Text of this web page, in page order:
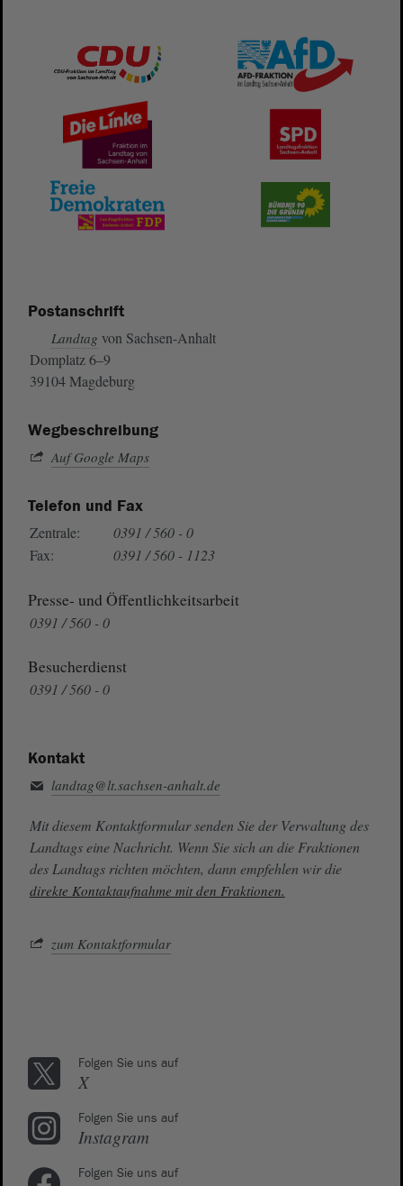
Postanschrift
Landtag von Sachsen-Anhalt
Domplatz 6–9
39104 Magdeburg
Wegbeschreibung
Auf Google Maps
Telefon und Fax
Zentrale:
0391 / 560 - 0
Fax:
0391 / 560 - 1123
Presse- und Öffentlichkeitsarbeit
0391 / 560 - 0
Besucherdienst
0391 / 560 - 0
Kontakt
landtag@lt.sachsen-anhalt.de
Mit diesem Kontaktformular senden Sie der Verwaltung des
Landtags eine Nachricht. Wenn Sie sich an die Fraktionen
des Landtags richten möchten, dann empfehlen wir die
direkte Kontaktaufnahme mit den Fraktionen.
zum Kontaktformular
Folgen Sie uns auf
X
Folgen Sie uns auf
Instagram
Folgen Sie uns auf